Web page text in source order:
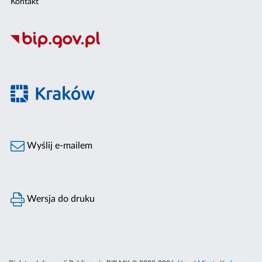
Kontakt
Wyślij e-mailem
Wersja do druku